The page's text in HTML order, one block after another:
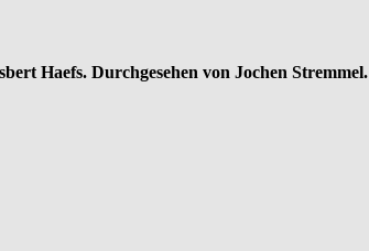
Haefs. Durchgesehen von Jochen Stremmel.